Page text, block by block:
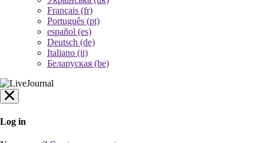
Français (fr)
Português (pt)
español (es)
Deutsch (de)
Italiano (it)
Беларуская (be)
Log in